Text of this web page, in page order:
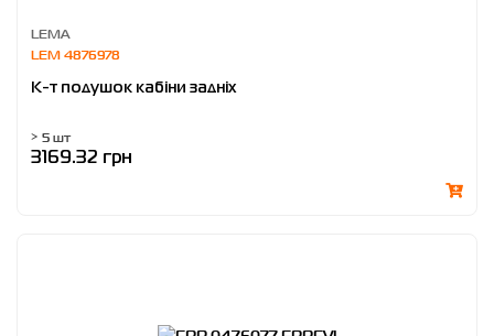
LEMA
LEM 4876978
К-т подушок кабіни задніх
> 5 шт
3169.32 грн